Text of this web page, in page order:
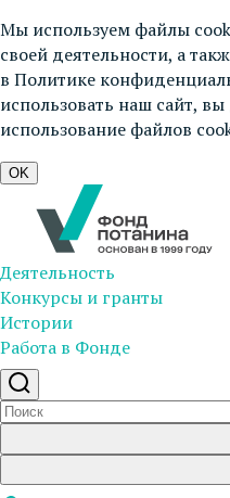
Мы используем файлы
своей деятельности, а
в Политике
использовать наш сайт, вы
использование файлов
OK
Деятельность
Конкурсы и гранты
Истории
Работа в Фонде